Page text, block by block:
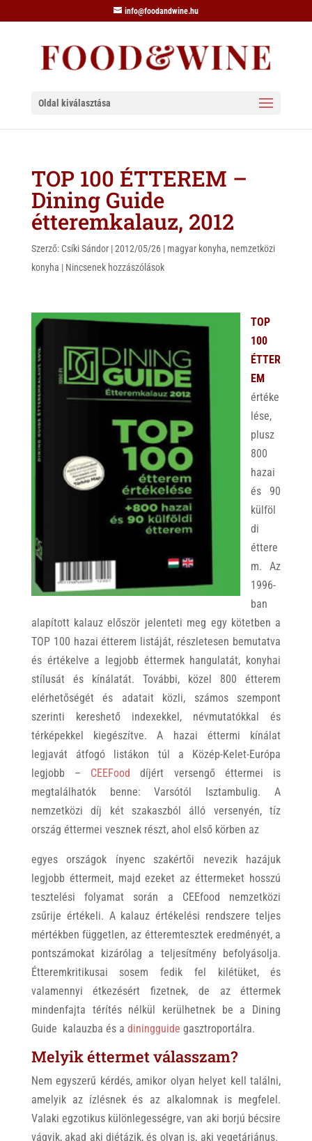
info@foodandwine.hu
Oldal kiválasztása
TOP 100 ÉTTEREM –
Dining Guide
étteremkalauz, 2012
Szerző: Csíki Sándor|2012/05/26| magyar konyha, nemzetközi
konyha | Nincsenek hozzászólások
TOP
100
ÉTTER
EM
értéke
lése,
plusz
800
hazai
és 90
külföl
di
éttere
m. Az
1996-
ban
alapított kalauz először jelenteti meg egy kötetben a
TOP 100 hazai étterem listáját, részletesen bemutatva
és értékelve a legjobb éttermek hangulatát, konyhai
stílusát és kínálatát. További, közel 800 étterem
elérhetőségét és adatait közli, számos szempont
szerinti kereshető indexekkel, névmutatókkal és
térképekkel kiegészítve. A hazai éttermi kínálat
legjavát átfogó listákon túl a Közép-Kelet-Európa
legjobb – CEEFood díjért versengő éttermei is
megtalálhatók benne: Varsótól Isztambulig. A
nemzetközi díj két szakaszból álló versenyén, tíz
ország éttermei vesznek részt, ahol első körben az
egyes országok ínyenc szakértői nevezik hazájuk
legjobb éttermeit, majd ezeket az éttermeket hosszú
tesztelési folyamat során a CEEfood nemzetközi
zsűrije értékeli. A kalauz értékelési rendszere teljes
mértékben független, az étteremtesztek eredményét, a
pontszámokat kizárólag a teljesítmény befolyásolja.
Étteremkritikusai sosem fedik fel kilétüket, és
valamennyi étkezésért fizetnek, de az éttermek
mindenfajta térítés nélkül kerülhetnek be a Dining
Guide kalauzba és a diningguide gasztroportálra.
Melyik éttermet válasszam?
Nem egyszerű kérdés, amikor olyan helyet kell találni,
amelyik az ízlésnek és az alkalomnak is megfelel.
Valaki egzotikus különlegességre, van aki borjú bécsire
vágyik, akad aki diétázik, és olyan is, aki vegetáriánus.